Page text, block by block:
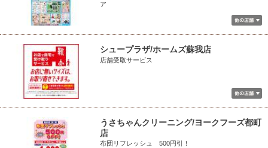
ア
シュープラザ/ホームズ蘇我店
店舗受取サービス
うさちゃんクリーニング/ヨークフーズ都町
店
布団リフレッシュ 500円引！